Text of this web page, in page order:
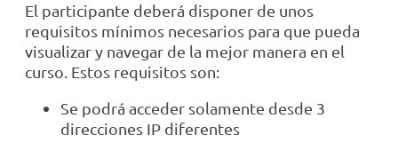
El participante deberá disponer de unos
requisitos mínimos necesarios para que pueda
visualizar y navegar de la mejor manera en el
curso. Estos requisitos son:
Se podrá acceder solamente desde 3
direcciones IP diferentes